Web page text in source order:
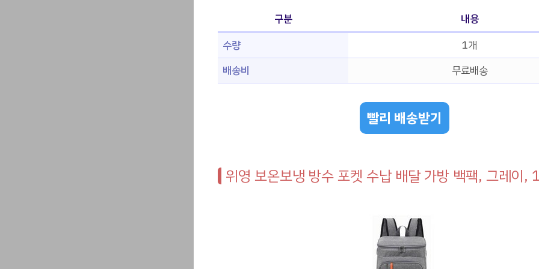
구분
내용
수량
1개
배송비
무료배송
빨리 배송받기
위영 보온보냉 방수 포켓 수납 배달 가방 백팩, 그레이,